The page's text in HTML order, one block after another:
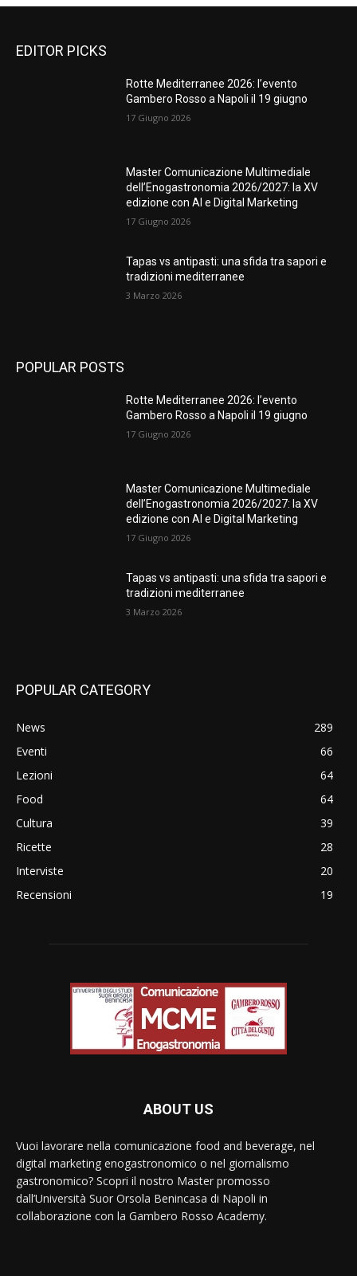
EDITOR PICKS
Rotte Mediterranee 2026: l’evento
Gambero Rosso a Napoli il 19 giugno
17 Giugno 2026
Master Comunicazione Multimediale
dell’Enogastronomia 2026/2027: la XV
edizione con AI e Digital Marketing
17 Giugno 2026
Tapas vs antipasti: una sfida tra sapori e
tradizioni mediterranee
3 Marzo 2026
POPULAR POSTS
Rotte Mediterranee 2026: l’evento
Gambero Rosso a Napoli il 19 giugno
17 Giugno 2026
Master Comunicazione Multimediale
dell’Enogastronomia 2026/2027: la XV
edizione con AI e Digital Marketing
17 Giugno 2026
Tapas vs antipasti: una sfida tra sapori e
tradizioni mediterranee
3 Marzo 2026
POPULAR CATEGORY
News
289
Eventi
66
Lezioni
64
Food
64
Cultura
39
Ricette
28
Interviste
20
Recensioni
19
ABOUT US
Vuoi lavorare nella comunicazione food and beverage, nel
digital marketing enogastronomico o nel giornalismo
gastronomico? Scopri il nostro Master promosso
dall’Università Suor Orsola Benincasa di Napoli in
collaborazione con la Gambero Rosso Academy.